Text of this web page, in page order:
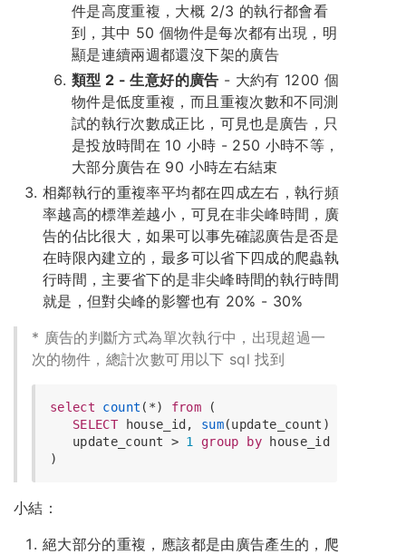
件是高度重複，大概 2/3 的執行都會看
到，其中 50 個物件是每次都有出現，明
顯是連續兩週都還沒下架的廣告
類型 2 - 生意好的廣告 - 大約有 1200 個
物件是低度重複，而且重複次數和不同測
試的執行次數成正比，可見也是廣告，只
是投放時間在 10 小時 - 250 小時不等，
大部分廣告在 90 小時左右結束
相鄰執行的重複率平均都在四成左右，執行頻
率越高的標準差越小，可見在非尖峰時間，廣
告的佔比很大，如果可以事先確認廣告是否是
在時限內建立的，最多可以省下四成的爬蟲執
行時間，主要省下的是非尖峰時間的執行時間
就是，但對尖峰的影響也有 20% - 30%
* 廣告的判斷方式為單次執行中，出現超過一
次的物件，總計次數可用以下 sql 找到
select count ( *) from (
SELECT house_id, sum(update_count)
   update_count
> 1 group by house_id
小結：
絕大部分的重複，應該都是由廣告產生的，爬